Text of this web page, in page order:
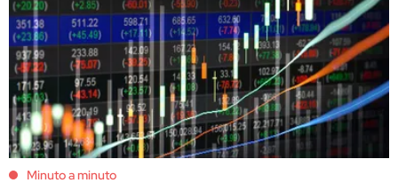
Minuto a minuto